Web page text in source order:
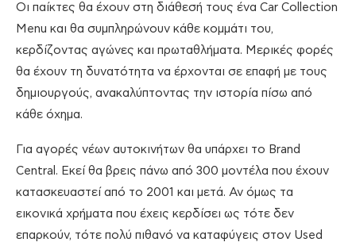
Οι παίκτες θα έχουν στη διάθεσή τους ένα Car Collection
Menu και θα συμπληρώνουν κάθε κομμάτι του,
κερδίζοντας αγώνες και πρωταθλήματα. Μερικές φορές
θα έχουν τη δυνατότητα να έρχονται σε επαφή με τους
δημιουργούς, ανακαλύπτοντας την ιστορία πίσω από
κάθε όχημα.
Για αγορές νέων αυτοκινήτων θα υπάρχει το Brand
Central. Εκεί θα βρεις πάνω από 300 μοντέλα που έχουν
κατασκευαστεί από το 2001 και μετά. Αν όμως τα
εικονικά χρήματα που έχεις κερδίσει ως τότε δεν
επαρκούν, τότε πολύ πιθανό να καταφύγεις στον Used